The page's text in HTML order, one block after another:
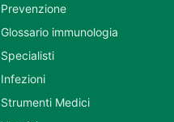
Prevenzione
Glossario immunologia
Specialisti
Infezioni
Strumenti Medici